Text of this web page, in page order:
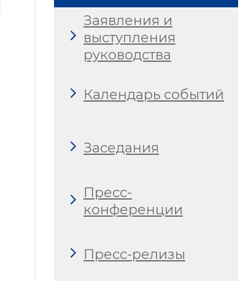
Заявления и
выступления
руководства
Календарь событий
Заседания
Пресс-
конференции
Пресс-релизы